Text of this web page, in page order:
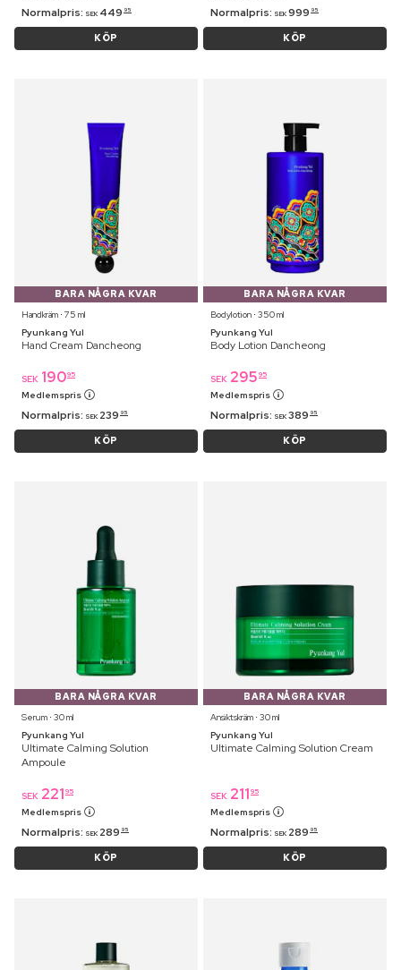
Normalpris: SEK 449 95
KÖP
Normalpris: SEK 999 95
KÖP
BARA NÅGRA KVAR
Handkräm ⋅ 75 ml
Pyunkang Yul
Hand Cream Dancheong
SEK 19095
Medlemspris
Normalpris: SEK 239 95
KÖP
BARA NÅGRA KVAR
Bodylotion ⋅ 350 ml
Pyunkang Yul
Body Lotion Dancheong
SEK 295 95
Medlemspris
Normalpris: SEK 389 95
KÖP
BARA NÅGRA KVAR
Serum ⋅ 30 ml
Pyunkang Yul
Ultimate Calming Solution
Ampoule
SEK 221 95
Medlemspris
Normalpris: SEK 289 95
KÖP
BARA NÅGRA KVAR
Ansiktskräm ⋅ 30 ml
Pyunkang Yul
Ultimate Calming Solution Cream
SEK 211 95
Medlemspris
Normalpris: SEK 289 95
KÖP